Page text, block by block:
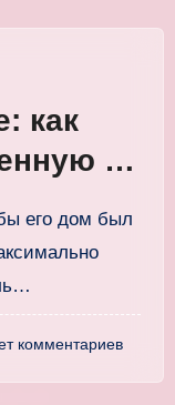
как
и
комментариев